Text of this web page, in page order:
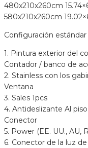
480x210x260cm
580x210x260cm
Configuración estándar
1. Pintura exterior del
Contador / banco de
2. Stainless con los
Ventana
3. Sales 1pcs
4. Antideslizante Al
Conector
5. Power (EE. UU., AU,
6. Conector de la luz